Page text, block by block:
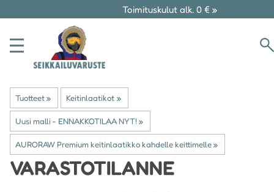
Toimituskulut alk. 0 € »
Tuotteet‪» Keitinlaatikot ‪»
Uusi malli - ENNAKKOTILAA NYT! ‪»
AURORAW Premium keitinlaatikko kahdelle keittimelle‪»
VARASTOTILANNE